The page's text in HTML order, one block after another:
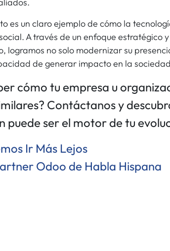
es un claro ejemplo de cómo la
A través de un enfoque estratégico
logramos no solo modernizar su
de generar impacto en la
cómo tu empresa u
Contáctanos y
puede ser el motor de tu
Ir Más Lejos
Odoo de Habla Hispana